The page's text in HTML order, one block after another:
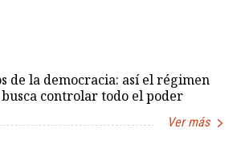
de la democracia: así el régimen
controlar todo el poder
Ver más